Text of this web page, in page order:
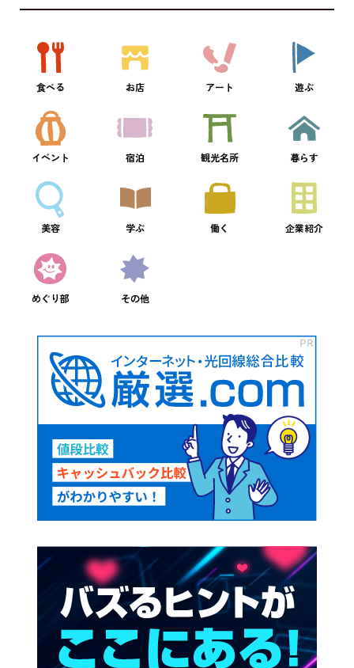
食べる お店 アート 遊ぶ
イベント 宿泊 観光名所 暮らす
美容 学ぶ 働く 企業紹介
めぐり部 その他